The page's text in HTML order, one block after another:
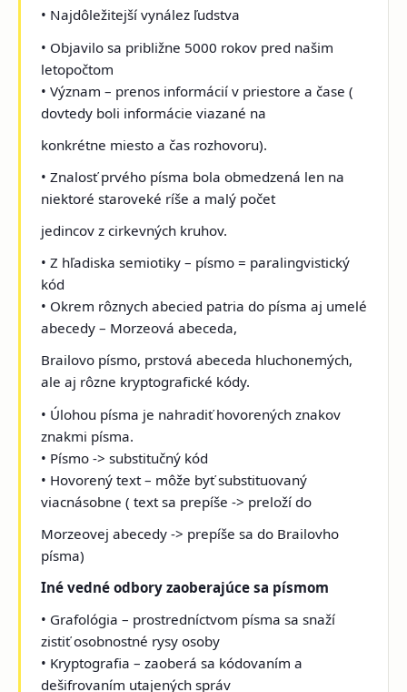
• Najdôležitejší vynález ľudstva
• Objavilo sa približne 5000 rokov pred našim
letopočtom
• Význam – prenos informácií v priestore a čase (
dovtedy boli informácie viazané na
konkrétne miesto a čas rozhovoru).
• Znalosť prvého písma bola obmedzená len na
niektoré staroveké ríše a malý počet
jedincov z cirkevných kruhov.
• Z hľadiska semiotiky – písmo = paralingvistický
kód
• Okrem rôznych abecied patria do písma aj umelé
abecedy – Morzeová abeceda,
Brailovo písmo, prstová abeceda hluchonemých,
ale aj rôzne kryptografické kódy.
• Úlohou písma je nahradiť hovorených znakov
znakmi písma.
• Písmo -> substitučný kód
• Hovorený text – môže byť substituovaný
viacnásobne ( text sa prepíše -> preloží do
Morzeovej abecedy -> prepíše sa do Brailovho
písma)
Iné vedné odbory zaoberajúce sa písmom
• Grafológia – prostredníctvom písma sa snaží
zistiť osobnostné rysy osoby
• Kryptografia – zaoberá sa kódovaním a
dešifrovaním utajených správ